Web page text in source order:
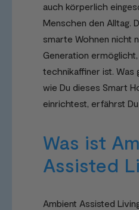
auch körperlich
Menschen den Alltag.
smarte Wohnen nicht
Generation
technikaffiner ist. Was
wie Du dieses Smart
einrichtest, erfährst Du
Was ist
Assisted
Ambient Assisted